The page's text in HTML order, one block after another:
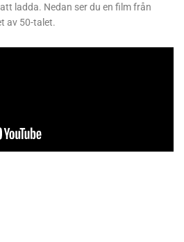
ladda. Nedan ser du en film från
av 50-talet.